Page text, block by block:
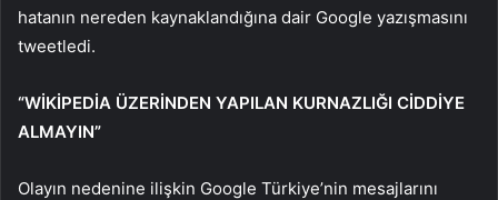
hatanın nereden kaynaklandığına dair Google yazışmasını
tweetledi.
“WİKİPEDİA ÜZERİNDEN YAPILAN KURNAZLIĞI CİDDİYE
ALMAYIN”
Olayın nedenine ilişkin Google Türkiye’nin mesajlarını